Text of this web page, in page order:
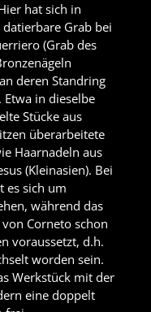
hat sich in
Grab bei
(Grab des
deren Standring
in dieselbe
Stücke aus
überarbeitete
Haarnadeln aus
(Kleinasien). Bei
es sich um
während das
Corneto schon
voraussetzt, d.h.
worden sein.
Werkstück mit der
eine doppelt